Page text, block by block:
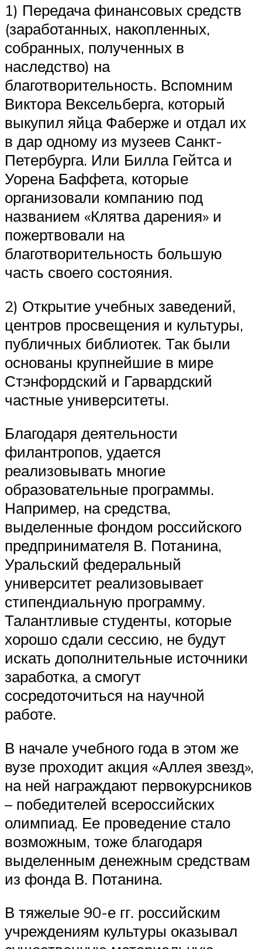
1) Передача финансовых средств
(заработанных, накопленных,
собранных, полученных в
наследство) на
благотворительность. Вспомним
Виктора Вексельберга, который
выкупил яйца Фаберже и отдал их
в дар одному из музеев Санкт-
Петербурга. Или Билла Гейтса и
Уорена Баффета, которые
организовали компанию под
названием «Клятва дарения» и
пожертвовали на
благотворительность большую
часть своего состояния.
2) Открытие учебных заведений,
центров просвещения и культуры,
публичных библиотек. Так были
основаны крупнейшие в мире
Стэнфордский и Гарвардский
частные университеты.
Благодаря деятельности
филантропов, удается
реализовывать многие
образовательные программы.
Например, на средства,
выделенные фондом российского
предпринимателя В. Потанина,
Уральский федеральный
университет реализовывает
стипендиальную программу.
Талантливые студенты, которые
хорошо сдали сессию, не будут
искать дополнительные источники
заработка, а смогут
сосредоточиться на научной
работе.
В начале учебного года в этом же
вузе проходит акция «Аллея звезд»,
на ней награждают первокурсников
– победителей всероссийских
олимпиад. Ее проведение стало
возможным, тоже благодаря
выделенным денежным средствам
из фонда В. Потанина.
В тяжелые 90-е гг. российским
учреждениям культуры оказывал